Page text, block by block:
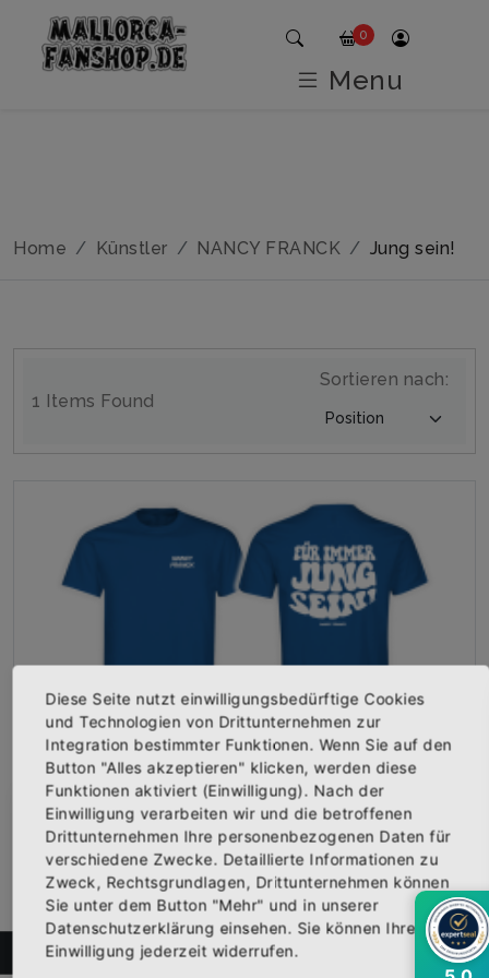
Home Künstler NANCY FRANCK Jung sein!
FILTER
1 Items Found
Sortieren nach:
T-Shirt "FÜR IMMER JUNG SEIN" royal
Ab 24,95 €
Inkl. 19% Steuern,exkl.Versandkosten
Abonniere jetzt unseren Newsletter ×
Bekomme die aktuellsten News über neue
Produkte und zudem einen 10% Gutschein für
deine nächste Bestellung.
0
Menu
Diese Seite nutzt einwilligungsbedürftige Cookies
und Technologien von Drittunternehmen zur
Integration bestimmter Funktionen. Wenn Sie auf den
Button "Alles akzeptieren" klicken, werden diese
Funktionen aktiviert (Einwilligung). Nach der
Einwilligung verarbeiten wir und die betroffenen
Drittunternehmen Ihre personenbezogenen Daten für
verschiedene Zwecke. Detaillierte Informationen zu
Zweck, Rechtsgrundlagen, Drittunternehmen können
Sie unter dem Button "Mehr" und in unserer
Datenschutzerklärung einsehen. Sie können Ihre
Einwilligung jederzeit widerrufen.